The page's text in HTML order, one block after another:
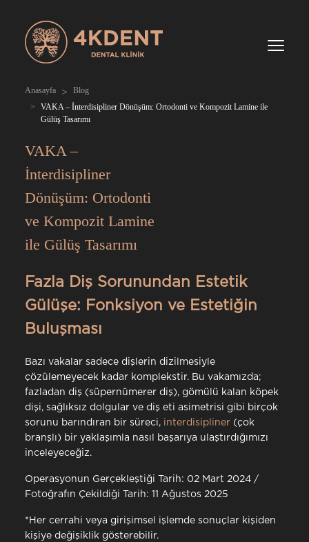
Anasayfa
Blog
VAKA – İnterdisipliner Dönüşüm: Ortodonti ve Kompozit Lamine ile
Gülüş Tasarımı
VAKA –
İnterdisipliner
Dönüşüm: Ortodonti
ve Kompozit Lamine
ile Gülüş Tasarımı
Fazla Diş Sorunundan Estetik
Gülüşe: Fonksiyon ve Estetiğin
Buluşması
Bazı vakalar sadece dişlerin dizilmesiyle
çözülemeyecek kadar komplekstir. Bu vakamızda;
fazladan diş (süpernümerer diş), gömülü kalan köpek
dişi, sağlıksız dolgular ve diş eti asimetrisi gibi birçok
sorunu barındıran bir süreci, interdisipliner (çok
branşlı) bir yaklaşımla nasıl başarıya ulaştırdığımızı
inceleyeceğiz.
Operasyonun Gerçekleştiği Tarih: 02 Mart 2024 /
Fotoğrafın Çekildiği Tarih: 11 Ağustos 2025
*Her cerrahi veya girişimsel işlemde sonuçlar kişiden
kişiye değişiklik gösterebilir.